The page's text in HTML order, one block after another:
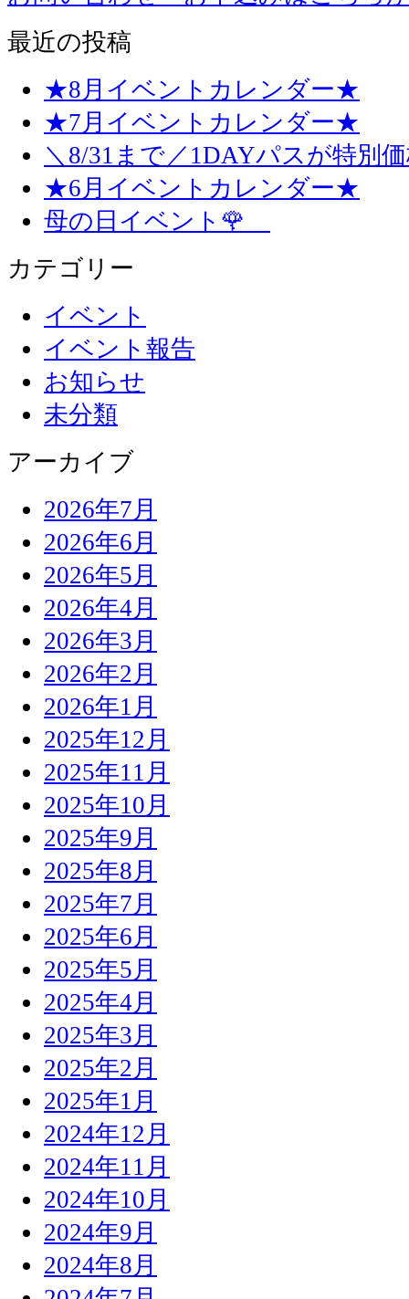
最近の投稿
★8月イベントカレンダー★
★7月イベントカレンダー★
＼8/31まで／1DAYパスが特別
★6月イベントカレンダー★
母の日イベント🌹
カテゴリー
イベント
イベント報告
お知らせ
未分類
アーカイブ
2026年7月
2026年6月
2026年5月
2026年4月
2026年3月
2026年2月
2026年1月
2025年12月
2025年11月
2025年10月
2025年9月
2025年8月
2025年7月
2025年6月
2025年5月
2025年4月
2025年3月
2025年2月
2025年1月
2024年12月
2024年11月
2024年10月
2024年9月
2024年8月